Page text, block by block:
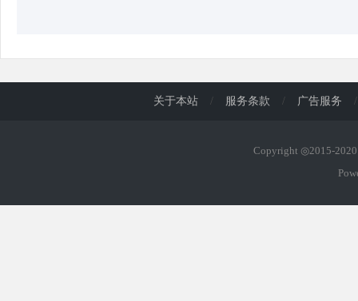
关于本站 / 服务条款 / 广告服务 /
Copyright ◎2015-